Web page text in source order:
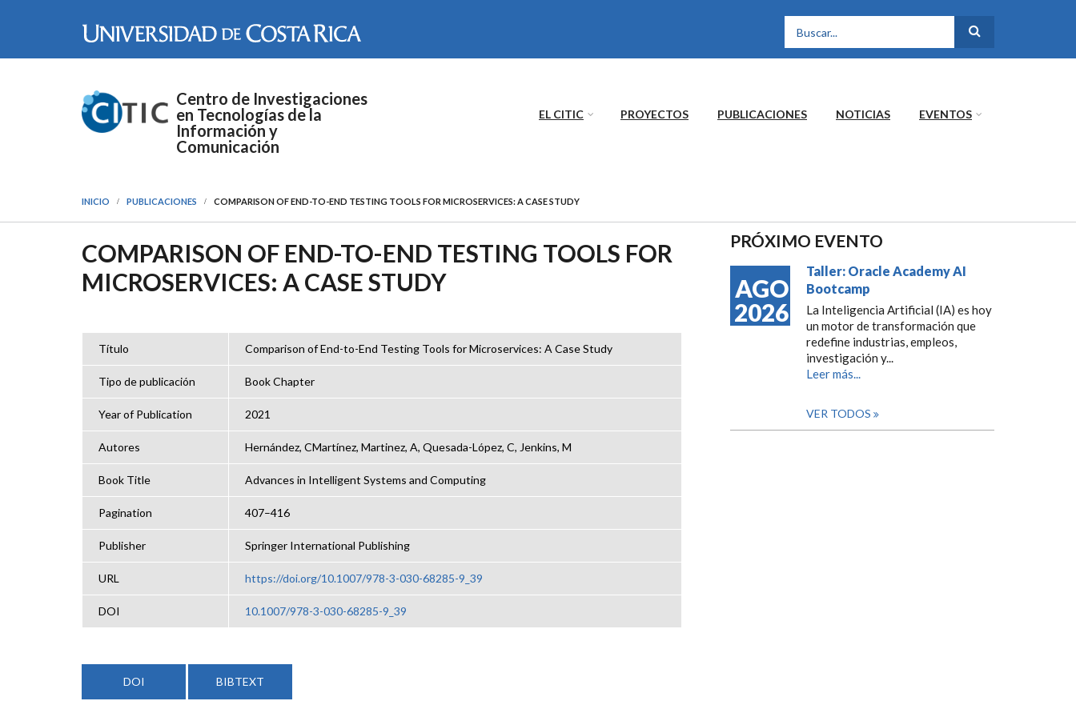
FORMULARIO DE
Centro de Investigaciones
en Tecnologías de la
Información y
Comunicación
EL CITIC PROYECTOS PUBLICACIONES NOTICIAS EVENTOS
INICIO PUBLICACIONES COMPARISON OF END-TO-END TESTING TOOLS FOR MICROSERVICES: A CASE STUDY
COMPARISON OF END-TO-END TESTING TOOLS FOR
MICROSERVICES: A CASE STUDY
Título Comparison of End-to-End Testing Tools for Microservices: A Case Study
Tipo de publicación Book Chapter
Year of Publication 2021
Autores Hernández, CMartínez, Martinez, A, Quesada-López, C, Jenkins, M
Book Title Advances in Intelligent Systems and Computing
Pagination 407–416
Publisher Springer International Publishing
URL https://doi.org/10.1007/978-3-030-68285-9_39
DOI 10.1007/978-3-030-68285-9_39
DOI BIBTEXT
PRÓXIMO EVENTO
AGO
2026
Taller: Oracle Academy AI
Bootcamp
La Inteligencia Artificial (IA) es hoy
un motor de transformación que
redefine industrias, empleos,
investigación y...
Leer más...
VER TODOS